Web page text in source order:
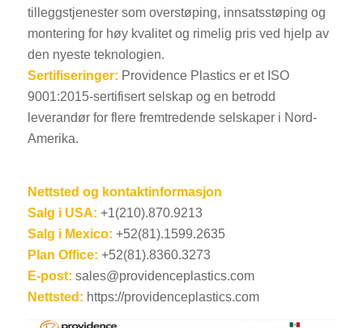
tilleggstjenester som overstøping, innsatsstøping og
montering for høy kvalitet og rimelig pris ved hjelp av
den nyeste teknologien.
Sertifiseringer: Providence Plastics er et ISO
9001:2015-sertifisert selskap og en betrodd
leverandør for flere fremtredende selskaper i Nord-
Amerika.
Nettsted og kontaktinformasjon
Salg i USA: +1(210).870.9213
Salg i Mexico: +52(81).1599.2635
Plan Office: +52(81).8360.3273
E-post: sales@providenceplastics.com
Nettsted: https://providenceplastics.com
EL
SV
HU